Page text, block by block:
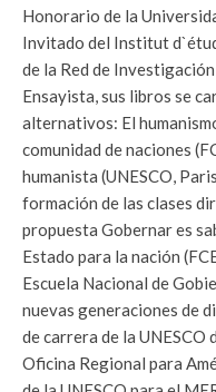
Honorario de la
Invitado del Institut
de la Red de
Ensayista, sus libros se
alternativos: El
comunidad de naciones
humanista (UNESCO,
formación de las clases
propuesta Gobernar es
Estado para la nación
Escuela Nacional de
nuevas generaciones de
de carrera de la UNESCO
Oficina Regional para